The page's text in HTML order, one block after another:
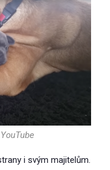
i svým majitelům.